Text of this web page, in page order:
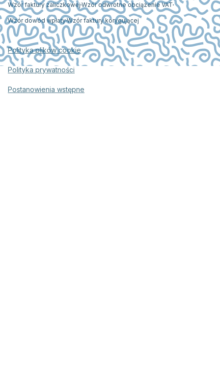
Wzór faktury zaliczkowej Wzór odwrotne obciążenie VAT
Wzór dowód wpłatyWzór faktury korygującej
Polityka plików cookie
Polityka prywatności
Postanowienia wstępne